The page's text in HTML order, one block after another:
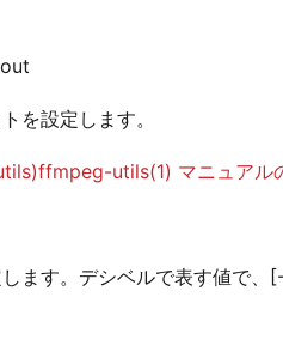
を設定します。
utils(1) マニュアル
ます。デシベルで表す値で、